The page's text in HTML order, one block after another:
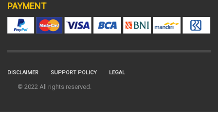
PAYMENT
DISCLAIMER SUPPORT POLICY LEGAL
© 2022 All rights reserved.